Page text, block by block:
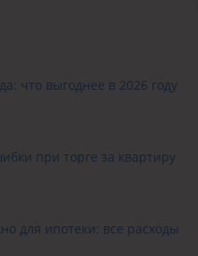
что выгоднее в 2026 году
при торге за квартиру
для ипотеки: все расходы